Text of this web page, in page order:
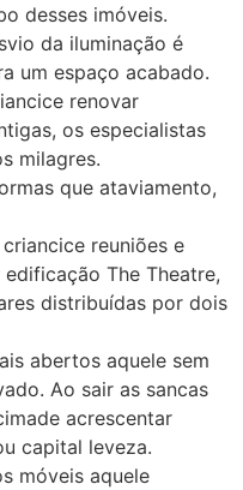
desses imóveis.
da iluminação é
um espaço acabado.
renovar
os especialistas
milagres.
que ataviamento,
reuniões e
The Theatre,
distribuídas por dois
abertos aquele sem
Ao sair as sancas
acrescentar
capital leveza.
móveis aquele